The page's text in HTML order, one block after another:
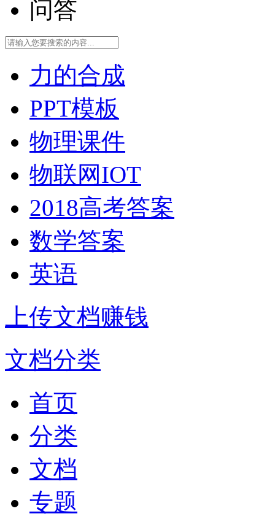
问答
力的合成
PPT模板
物理课件
物联网IOT
2018高考答案
数学答案
英语
上传文档赚钱
文档分类
首页
分类
文档
专题